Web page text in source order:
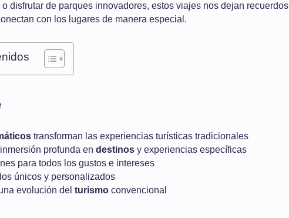
disfrutar de parques innovadores, estos viajes nos dejan recuerdos
con los lugares de manera especial.
transforman las experiencias turísticas tradicionales
profunda en destinos y experiencias específicas
para todos los gustos e intereses
únicos y personalizados
evolución del turismo convencional